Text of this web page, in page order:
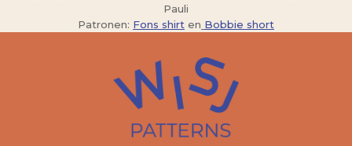
Pauli
Patronen: Fons shirt en Bobbie short